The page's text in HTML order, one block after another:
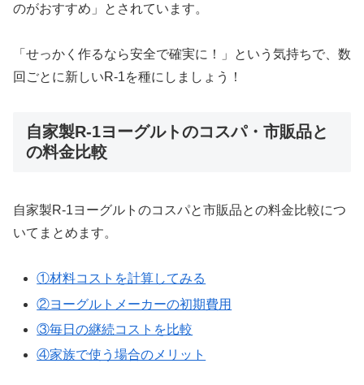
のがおすすめ」とされています。
「せっかく作るなら安全で確実に！」という気持ちで、数
回ごとに新しいR-1を種にしましょう！
自家製R-1ヨーグルトのコスパ・市販品と
の料金比較
自家製R-1ヨーグルトのコスパと市販品との料金比較につ
いてまとめます。
①材料コストを計算してみる
②ヨーグルトメーカーの初期費用
③毎日の継続コストを比較
④家族で使う場合のメリット